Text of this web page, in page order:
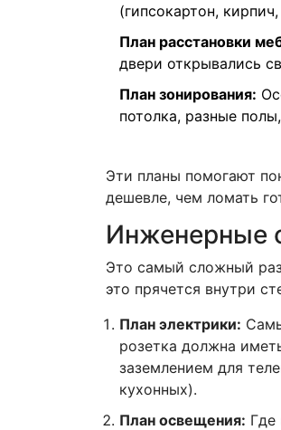
(гипсокартон,
План расстановки
двери открывались
План зонирования:
потолка, разные
Эти планы помогают
дешевле, чем ломать
Инженерные
Это самый сложный
это прячется внутри
План электрики:
розетка должна
заземлением для
кухонных).
План освещения: Где